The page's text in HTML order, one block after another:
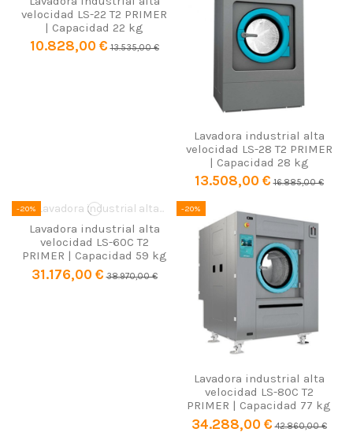
velocidad LS-22 T2 PRIMER
| Capacidad 22 kg
10.828,00 € 13.535,00 €
Lavadora industrial alta
velocidad LS-28 T2 PRIMER
| Capacidad 28 kg
13.508,00 € 16.885,00 €
-20%
Lavadora industrial alta
velocidad LS-60C T2
PRIMER | Capacidad 59 kg
31.176,00 € 38.970,00 €
-20%
Lavadora industrial alta
velocidad LS-80C T2
PRIMER | Capacidad 77 kg
34.288,00 € 42.860,00 €